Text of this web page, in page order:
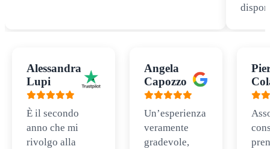
Alessandra
Lupi
È il secondo
anno che mi
rivolgo alla
Angela
Capozzo
Un’esperienza
veramente
gradevole,